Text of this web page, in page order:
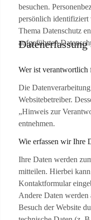
besuchen.
persönlich identifiziert
Thema Datenschutz
aufgeführten
Wer ist verantwortlich
Die
Websitebetreiber.
„Hinweis zur
entnehmen.
Wie erfassen wir Ihre
Ihre Daten werden
mitteilen. Hierbei
Kontaktformular
Andere Daten
Besuch der Website